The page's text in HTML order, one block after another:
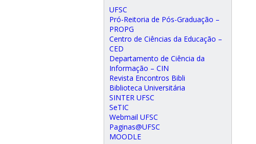
UFSC
Pró-Reitoria de Pós-Graduação –
PROPG
Centro de Ciências da Educação –
CED
Departamento de Ciência da
Informação – CIN
Revista Encontros Bibli
Biblioteca Universitária
SINTER UFSC
SeTIC
Webmail UFSC
Paginas@UFSC
MOODLE